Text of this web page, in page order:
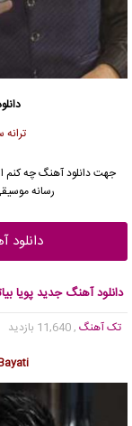
جهت دانلود آهنگ چه کنم
رسانه
دانلود
دانلود آهنگ جدید پویا
تک آهنگ , 11,640 بازدید